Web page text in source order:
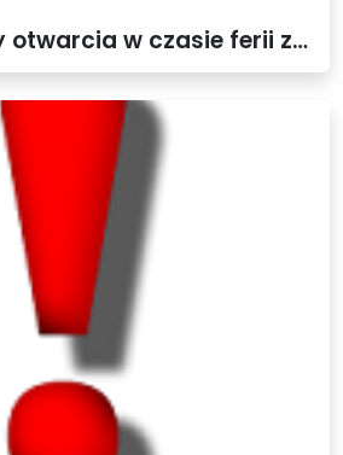
Orlik - godziny otwarcia w czasie ferii zimowych 2022